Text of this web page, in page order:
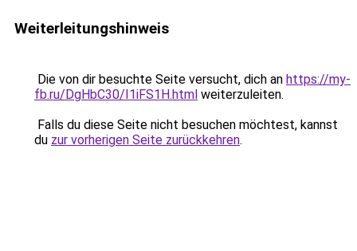
Weiterleitungshinweis
Die von dir besuchte Seite versucht, dich an https://my-
fb.ru/DgHbC30/I1iFS1H.html weiterzuleiten.
Falls du diese Seite nicht besuchen möchtest, kannst
du zur vorherigen Seite zurückkehren.